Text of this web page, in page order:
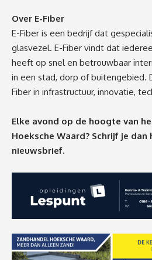
Over E-Fiber
E-Fiber is een bedrijf dat
glasvezel. E-Fiber vindt dat
heeft op snel en betrouwbaar
in een stad, dorp of buitengebied.
Fiber in infrastructuur, innovatie,
Elke avond op de hoogte van
Hoeksche Waard? Schrijf je dan
nieuwsbrief.